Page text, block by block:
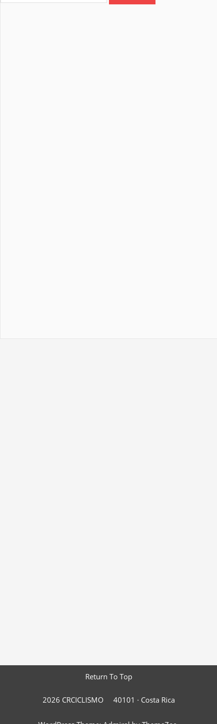
Return To Top
2026 CRCICLISMO 40101 · Costa Rica